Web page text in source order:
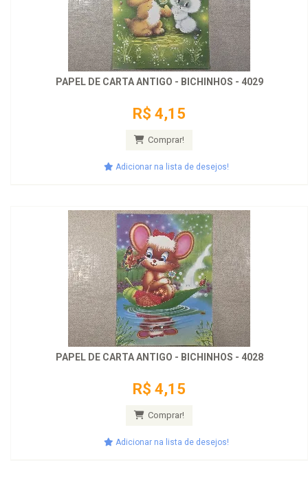
PAPEL DE CARTA ANTIGO - BICHINHOS - 4029
R$ 4,15
Comprar!
Adicionar na lista de desejos!
PAPEL DE CARTA ANTIGO - BICHINHOS - 4028
R$ 4,15
Comprar!
Adicionar na lista de desejos!